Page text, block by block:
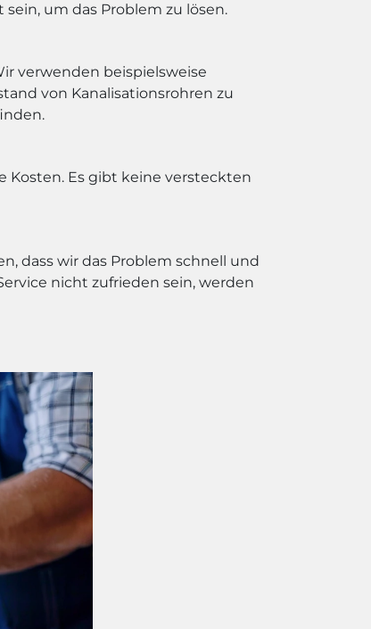
um das Problem zu lösen.
verwenden beispielsweise
von Kanalisationsrohren zu
Kosten. Es gibt keine versteckten
dass wir das Problem schnell und
nicht zufrieden sein, werden